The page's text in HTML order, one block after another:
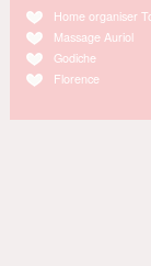
Home organiser
Massage Auriol
Godiche
Florence